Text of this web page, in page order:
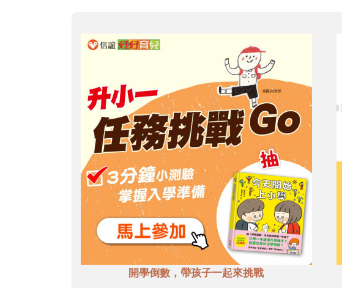
開學倒數，帶孩子一起來挑戰